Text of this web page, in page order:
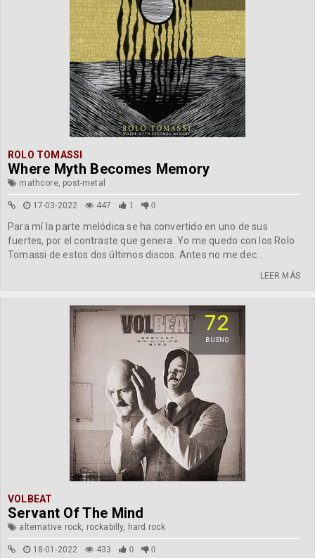
ROLO TOMASSI
Where Myth Becomes Memory
mathcore, post-metal
17-03-2022 447 1 0
Para mí la parte melódica se ha convertido en uno de sus
fuertes, por el contraste que genera. Yo me quedo con los Rolo
Tomassi de estos dos últimos discos. Antes no me dec...
LEER MÁS
72
BUENO
VOLBEAT
Servant Of The Mind
alternative rock, rockabilly, hard rock
18-01-2022 433 0 0